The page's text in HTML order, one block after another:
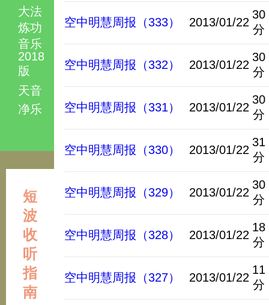
大法
炼功
音乐
2018
版
天音
净乐
短
波
收
听
指
南
空中明慧周报（333） 2013/01/22
30
分
空中明慧周报（332） 2013/01/22
30
分
空中明慧周报（331） 2013/01/22
30
分
空中明慧周报（330） 2013/01/22
31
分
空中明慧周报（329） 2013/01/22
30
分
空中明慧周报（328） 2013/01/22
18
分
空中明慧周报（327） 2013/01/22
11
分